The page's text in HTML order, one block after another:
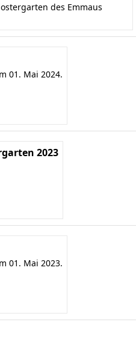
des Emmaus
01. Mai 2024.
2023
01. Mai 2023.